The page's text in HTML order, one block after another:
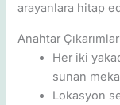
arayanlara hitap
Anahtar Çıkarımlar
Her iki
sunan
Lokasyon